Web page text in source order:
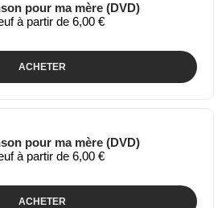
pour ma mère (DVD)
à partir de 6,00 €
ACHETER
pour ma mère (DVD)
à partir de 6,00 €
ACHETER